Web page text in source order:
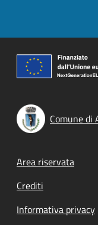
Comune di
Footer
Area riservata
Crediti
Informativa privacy